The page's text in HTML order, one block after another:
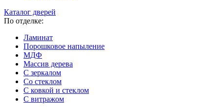
Каталог дверей
По отделке:
Ламинат
Порошковое напыление
МДФ
Массив дерева
С зеркалом
Со стеклом
С ковкой и стеклом
С витражом